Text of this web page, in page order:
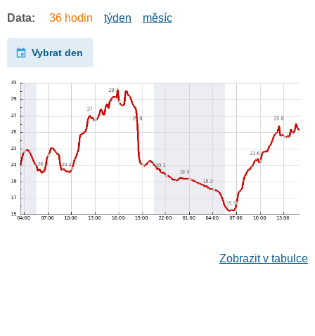
Data: 36 hodin týden měsíc
Vybrat den
Zobrazit v tabulce